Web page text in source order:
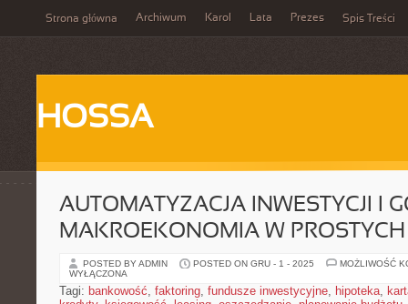
Strona główna Archiwum Karol Lata Prezes Spis Treści
HOSSA
AUTOMATYZACJA INWESTYCJI I
MAKROEKONOMIA W
POSTED BY ADMIN POSTED ON GRU - 1 - 2025
MOŻLIWOŚĆ
WYŁĄCZONA
Tagi: bankowość, faktoring, fundusze inwestycyjne, hipoteka,